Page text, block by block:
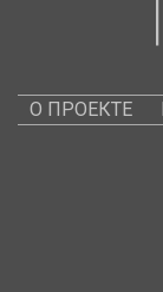
О ПРОЕКТЕ